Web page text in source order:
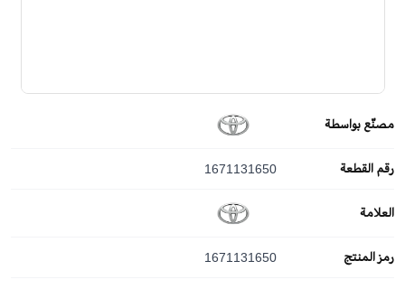
مصنّع بواسطة
رقم القطعة 1671131650
العلامة
رمز المنتج 1671131650